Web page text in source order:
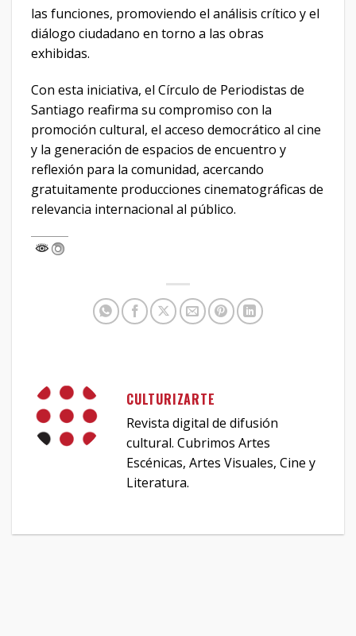
las funciones, promoviendo el análisis crítico y el
diálogo ciudadano en torno a las obras
exhibidas.
Con esta iniciativa, el Círculo de Periodistas de
Santiago reafirma su compromiso con la
promoción cultural, el acceso democrático al cine
y la generación de espacios de encuentro y
reflexión para la comunidad, acercando
gratuitamente producciones cinematográficas de
relevancia internacional al público.
CULTURIZARTE
Revista digital de difusión
cultural. Cubrimos Artes
Escénicas, Artes Visuales, Cine y
Literatura.